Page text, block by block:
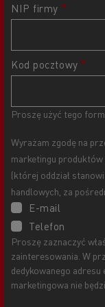
NIP firmy
Kod pocztowy
Proszę użyć tego
Wyrażam zgodę na
marketingu produktów
(której oddział
handlowych, za
E-mail
Telefon
Proszę zaznaczyć
zainteresowania. W
dedykowanego
marketingowa nie